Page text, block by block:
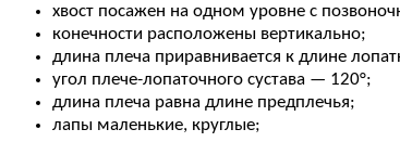
хвост посажен на одном уровне с
конечности расположены вертикально;
длина плеча приравнивается к длине
угол плече-лопаточного сустава — 120°;
длина плеча равна длине предплечья;
лапы маленькие, круглые;